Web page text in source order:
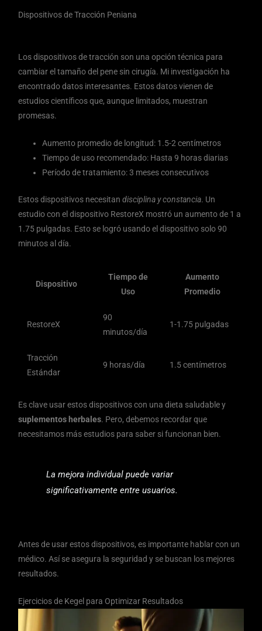
Dispositivos de Tracción Peniana
Los dispositivos de tracción son una opción técnica para
cambiar el tamaño del pene sin cirugía. Mi investigación ha
encontrado datos interesantes. Estos datos vienen de
estudios científicos que, aunque limitados, muestran
promesas.
Aumento promedio de longitud: 1.5-2 centímetros
Tiempo de uso recomendado: Hasta 9 horas diarias
Período de tratamiento: 3 meses consecutivos
Estos dispositivos necesitandisciplina y constancia. Un
estudio con el dispositivo RestoreX mostró un aumento de 1 a
1.75 pulgadas. Esto se logró usando el dispositivo solo 90
minutos al día.
Dispositivo
Tiempo de
Uso
Aumento
Promedio
RestoreX
90
minutos/día
1-1.75 pulgadas
Tracción
Estándar
9 horas/día 1.5 centímetros
Es clave usar estos dispositivos con una dieta saludable y
suplementos herbales. Pero, debemos recordar que
necesitamos más estudios para saber si funcionan bien.
La mejora individual puede variar
significativamente entre usuarios.
Antes de usar estos dispositivos, es importante hablar con un
médico. Así se asegura la seguridad y se buscan los mejores
resultados.
Ejercicios de Kegel para Optimizar Resultados